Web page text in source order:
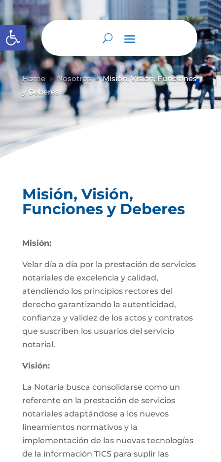
Abrir barra de herramientas
Home 9 Nosotros 9 Misión, Visión, Funciones
y Deberes
Misión, Visión,
Funciones y Deberes
Misión:
Velar día a día por la prestación de servicios
notariales de excelencia y calidad,
atendiendo los principios rectores del
derecho garantizando la autenticidad,
confianza y validez de los actos y contratos
que suscriben los usuarios del servicio
notarial.
Visión:
La Notaría busca consolidarse como un
referente en la prestación de servicios
notariales adaptándose a los nuevos
lineamientos normativos y la
implementación de las nuevas tecnologías
de la información TICS para suplir las